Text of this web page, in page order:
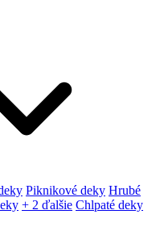
Piknikové deky Hrubé
+ 2 ďalšie Chlpaté deky